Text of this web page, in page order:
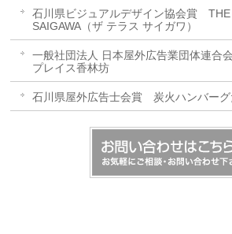
石川県ビジュアルデザイン協会賞 THE
SAIGAWA（ザ テラス サイガワ）
一般社団法人 日本屋外広告業団体
プレイス香林坊
石川県屋外広告士会賞 炭火ハンバーグ